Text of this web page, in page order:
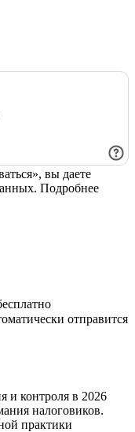
вы даете
Подробнее
отправится
и контроля в 2026
налоговиков.
практики